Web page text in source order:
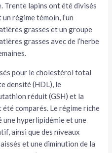
Trente lapins ont été divisés
régime témoin, l’un
grasses et un groupe
grasses avec de l’herbe
pour le cholestérol total
densité (HDL), le
réduit (GSH) et la
comparés. Le régime riche
une hyperlipidémie et une
ainsi que des niveaux
et une diminution de la